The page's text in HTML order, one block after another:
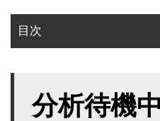
目次
対策
分析待機